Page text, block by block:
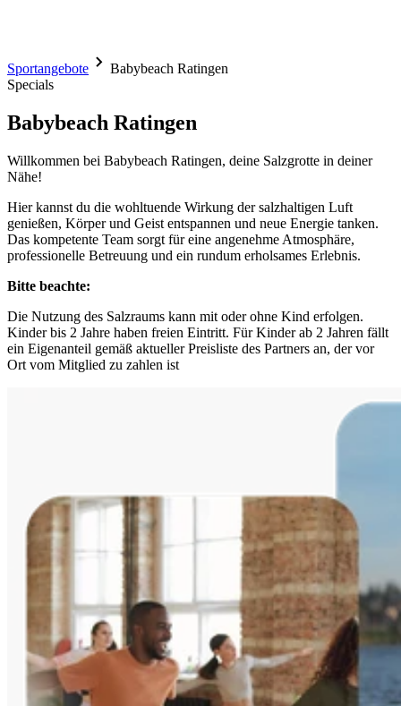
Sportangebote
Babybeach Ratingen
Specials
Babybeach Ratingen
Willkommen bei Babybeach Ratingen, deine Salzgrotte in deiner
Nähe!
Hier kannst du die wohltuende Wirkung der salzhaltigen Luft
genießen, Körper und Geist entspannen und neue Energie tanken.
Das kompetente Team sorgt für eine angenehme Atmosphäre,
professionelle Betreuung und ein rundum erholsames Erlebnis.
Bitte beachte:
Die Nutzung des Salzraums kann mit oder ohne Kind erfolgen.
Kinder bis 2 Jahre haben freien Eintritt. Für Kinder ab 2 Jahren fällt
ein Eigenanteil gemäß aktueller Preisliste des Partners an, der vor
Ort vom Mitglied zu zahlen ist